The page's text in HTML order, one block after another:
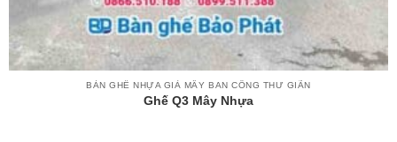
BÀN GHẾ NHỰA GIẢ MÂY BAN CÔNG THƯ GIÃN
Ghế Q3 Mây Nhựa